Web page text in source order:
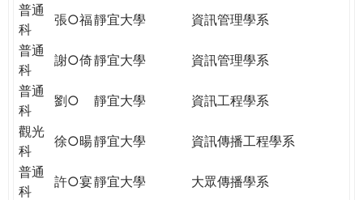
普通
科
張○福靜宜大學
資訊管理學系
普通
科
謝○倚靜宜大學
資訊管理學系
普通
科
劉○ 靜宜大學
資訊工程學系
觀光
科
徐○暘靜宜大學
資訊傳播工程學系
普通
科
許○宴靜宜大學
大眾傳播學系